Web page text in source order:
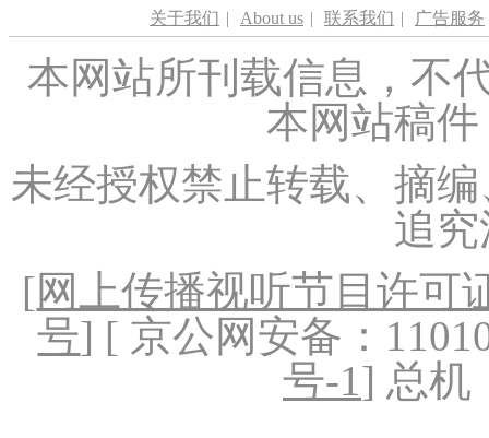
关于我们 | About us | 联系我们 | 广告服务
本网站所刊载信息，不
本网站稿
未经授权禁止转载、摘
追
[网上传播视听节目许可
号] [ 京公网安备：
号-1] 总机